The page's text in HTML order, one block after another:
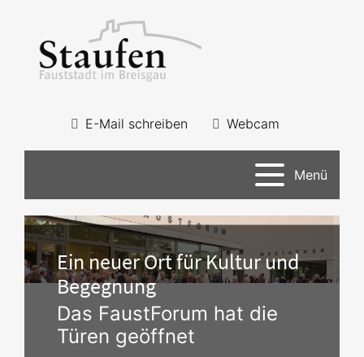
E-Mail schreiben Webcam
Menü
Ein neuer Ort für Kultur und
Begegnung
Das FaustForum hat die
Türen geöffnet